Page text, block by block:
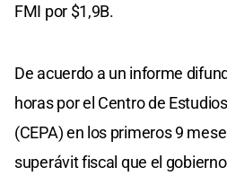
FMI por $1,9B.
De acuerdo a un informe
horas por el Centro de
(CEPA) en los primeros 9
superávit fiscal que el